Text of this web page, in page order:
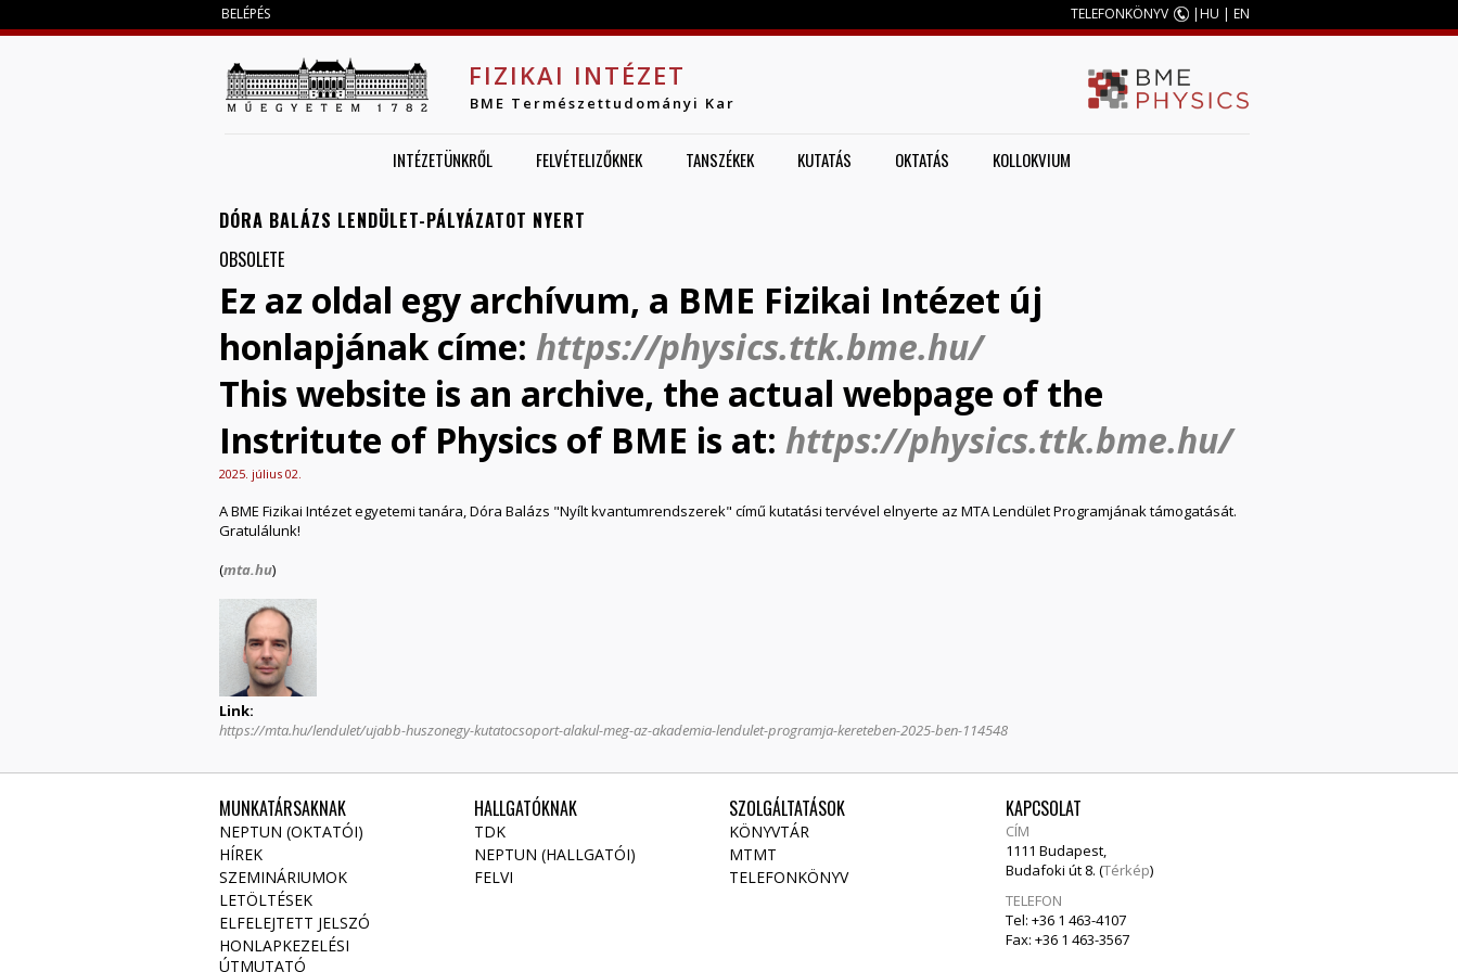
BELÉPÉS TELEFONKÖNYV |HU | EN
FIZIKAI INTÉZET
BME Természettudományi Kar
INTÉZETÜNKRŐL FELVÉTELIZŐKNEK TANSZÉKEK KUTATÁS OKTATÁS KOLLOKVIUM
DÓRA BALÁZS LENDÜLET-PÁLYÁZATOT NYERT
OBSOLETE
Ez az oldal egy archívum, a BME Fizikai Intézet új
honlapjának címe: https://physics.ttk.bme.hu/
This website is an archive, the actual webpage of the
Instritute of Physics of BME is at: https://physics.ttk.bme.hu/
2025. július 02.
A BME Fizikai Intézet egyetemi tanára, Dóra Balázs "Nyílt kvantumrendszerek" című kutatási tervével elnyerte az MTA Lendület Programjának támogatását.
Gratulálunk!
(mta.hu)
Link:
https://mta.hu/lendulet/ujabb-huszonegy-kutatocsoport-alakul-meg-az-akademia-lendulet-programja-kereteben-2025-ben-114548
MUNKATÁRSAKNAK
NEPTUN (OKTATÓI)
HÍREK
SZEMINÁRIUMOK
LETÖLTÉSEK
ELFELEJTETT JELSZÓ
HONLAPKEZELÉSI
ÚTMUTATÓ
HALLGATÓKNAK
TDK
NEPTUN (HALLGATÓI)
FELVI
SZOLGÁLTATÁSOK
KÖNYVTÁR
MTMT
TELEFONKÖNYV
KAPCSOLAT
CÍM
1111 Budapest,
Budafoki út 8. (Térkép)
TELEFON
Tel: +36 1 463-4107
Fax: +36 1 463-3567